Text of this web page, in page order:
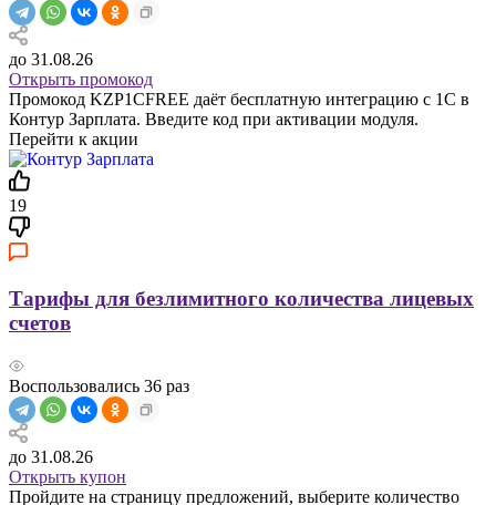
до 31.08.26
Открыть промокод
Промокод KZP1CFREE даёт бесплатную интеграцию с 1С в
Контур Зарплата. Введите код при активации модуля.
Перейти к акции
19
Тарифы для безлимитного количества лицевых
счетов
Воспользовались 36 раз
до 31.08.26
Открыть купон
Пройдите на страницу предложений, выберите количество